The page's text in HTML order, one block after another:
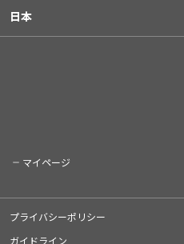
日本
マイページ
プライバシーポリシー
ガイドライン